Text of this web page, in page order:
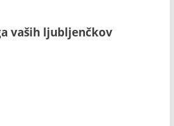
vaših ljubljenčkov